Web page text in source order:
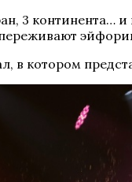
3 континента…
переживают
в котором